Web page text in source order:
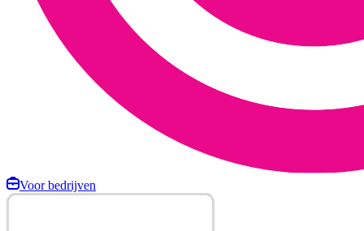
Voor bedrijven